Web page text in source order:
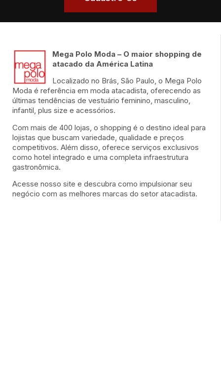
Mega Polo Moda – O maior shopping de
atacado da América Latina
Localizado no Brás, São Paulo, o Mega Polo
Moda é referência em moda atacadista, oferecendo as
últimas tendências de vestuário feminino, masculino,
infantil, plus size e acessórios.
Com mais de 400 lojas, o shopping é o destino ideal para
lojistas que buscam variedade, qualidade e preços
competitivos. Além disso, oferece serviços exclusivos
como hotel integrado e uma completa infraestrutura
gastronômica.
Acesse nosso site e descubra como impulsionar seu
negócio com as melhores marcas do setor atacadista.